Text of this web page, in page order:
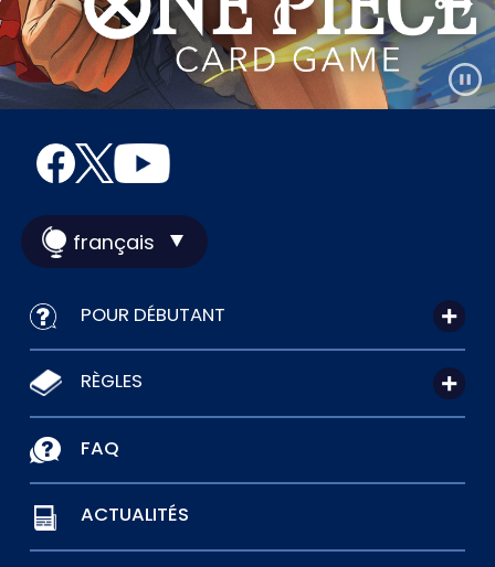
français
POUR DÉBUTANT
RÈGLES
FAQ
ACTUALITÉS